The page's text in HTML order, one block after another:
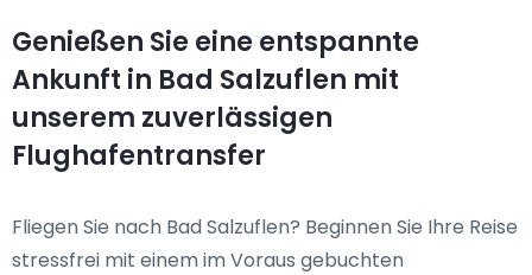
Genießen Sie eine entspannte
Ankunft in Bad Salzuflen mit
unserem zuverlässigen
Flughafentransfer
Fliegen Sie nach Bad Salzuflen? Beginnen Sie Ihre Reise
stressfrei mit einem im Voraus gebuchten